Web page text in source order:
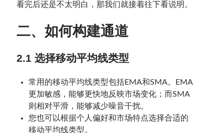
看完后还是不太明白，那我们就接着往下看说明。
二、如何构建通道
2.1 选择移动平均线类型
常用的移动平均线类型包括EMA和SMA。EMA
更加敏感，能够更快地反映市场变化；而SMA
则相对平滑，能够减少噪音干扰。
您也可以根据个人偏好和市场特点选择合适的
移动平均线类型。